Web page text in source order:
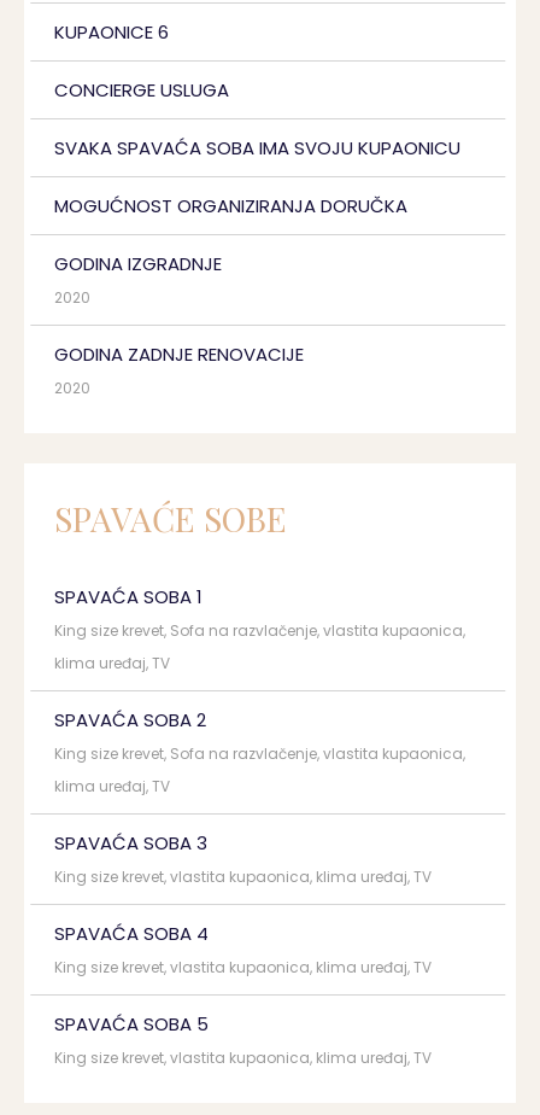
KUPAONICE 6
CONCIERGE USLUGA
SVAKA SPAVAĆA SOBA IMA SVOJU KUPAONICU
MOGUĆNOST ORGANIZIRANJA DORUČKA
GODINA IZGRADNJE
2020
GODINA ZADNJE RENOVACIJE
2020
SPAVAĆE SOBE
SPAVAĆA SOBA 1
King size krevet, Sofa na razvlačenje, vlastita kupaonica,
klima uređaj, TV
SPAVAĆA SOBA 2
King size krevet, Sofa na razvlačenje, vlastita kupaonica,
klima uređaj, TV
SPAVAĆA SOBA 3
King size krevet, vlastita kupaonica, klima uređaj, TV
SPAVAĆA SOBA 4
King size krevet, vlastita kupaonica, klima uređaj, TV
SPAVAĆA SOBA 5
King size krevet, vlastita kupaonica, klima uređaj, TV